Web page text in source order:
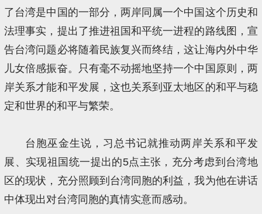
了台湾是中国的一部分，两岸同属一个中国这个历史和
法理事实，提出了推进祖国和平统一进程的路线图，宣
告台湾问题必将随着民族复兴而终结，这让海内外中华
儿女倍感振奋。只有毫不动摇地坚持一个中国原则，两
岸关系才能和平发展，这也关系到亚太地区的和平与稳
定和世界的和平与繁荣。
台胞巫金生说，习总书记就推动两岸关系和平发
展、实现祖国统一提出的5点主张，充分考虑到台湾地
区的现状，充分照顾到台湾同胞的利益，我为他在讲话
中体现出对台湾同胞的真情实意而感动。